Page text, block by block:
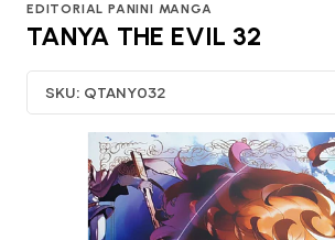
EDITORIAL PANINI MANGA
TANYA THE EVIL 32
SKU: QTANY032